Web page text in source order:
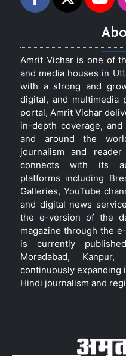
Amrit Vichar is one of
and media houses in
with a strong and
digital, and multimedia
portal, Amrit Vichar
in-depth coverage,
and around the
journalism and
connects with its
platforms including
Galleries, YouTube
and digital news
the e-version of the
magazine through the
is currently
Moradabad,
continuously expanding
Hindi journalism and